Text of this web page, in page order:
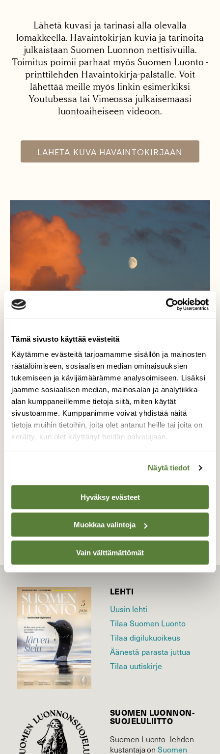
Tämä sivusto käyttää evästeitä
Käytämme evästeitä tarjoamamme sisällön ja mainosten
räätälöimiseen, sosiaalisen median ominaisuuksien
tukemiseen ja kävijämäärämme analysoimiseen. Lisäksi
jaamme sosiaalisen median, mainosalan ja analytiikka-
alan kumppaneillemme tietoja siitä, miten käytät
sivustoamme. Kumppanimme voivat yhdistää näitä
tietoja muihin tietoihin, joita olet antanut heille tai joita on
kerätty, kun olet käyttänyt heidän palvelujaan.
Näytä tiedot
Hyväksy evästeet
Muokkaa valintoja
Vain välttämättömät
Lähetä kuvasi ja tarinasi alla olevalla
lomakkeella. Havaintokirjan kuvia ja tarinoita
julkaistaan Suomen Luonnon nettisivuilla.
Toimitus poimii parhaat myös Suomen Luonto -
printtilehden Havaintokirja-palstalle. Voit
lähettää meille myös linkin esimerkiksi
Youtubessa tai Vimeossa julkaisemaasi
luontoaiheiseen videoon.
LÄHETÄ KUVA HAVAINTOKIRJAAN
Pilvet ja kuu
Illalla 13.8.2016 aurinko näyttäytyi ja värjäsi
sadepilvimassat upeiksi värimuodostelmiksi.
Kuu pääsi samaan kuvaan. Kuvattu
Vesilahdessa
TAKAISIN LISTAAN
LEHTI
Uusin lehti
Tilaa Suomen Luonto
Tilaa digilukuoikeus
Äänestä parasta juttua
Tilaa uutiskirje
SUOMEN LUONNON­
SUOJELU­LIITTO
Suomen Luonto -lehden
kustantaja onSuomen